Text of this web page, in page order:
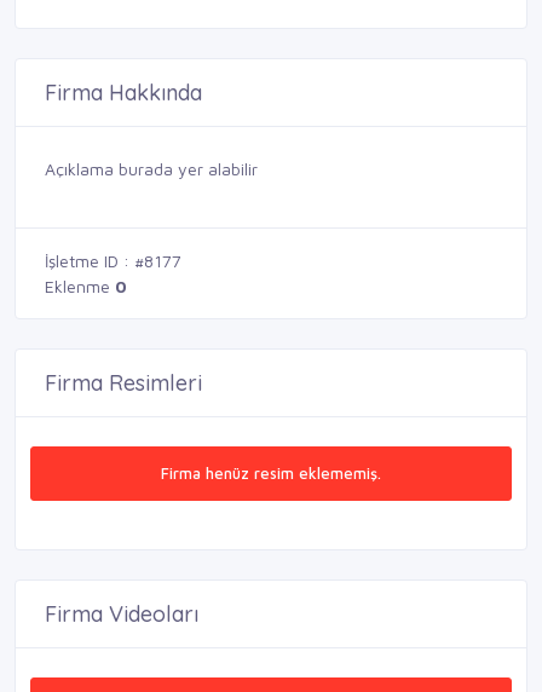
Firma Hakkında
Açıklama burada yer alabilir
İşletme ID : #8177
Eklenme 0
Firma Resimleri
Firma henüz resim eklememiş.
Firma Videoları